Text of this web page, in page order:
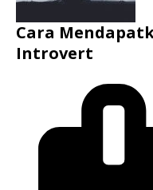
Cara
Introvert